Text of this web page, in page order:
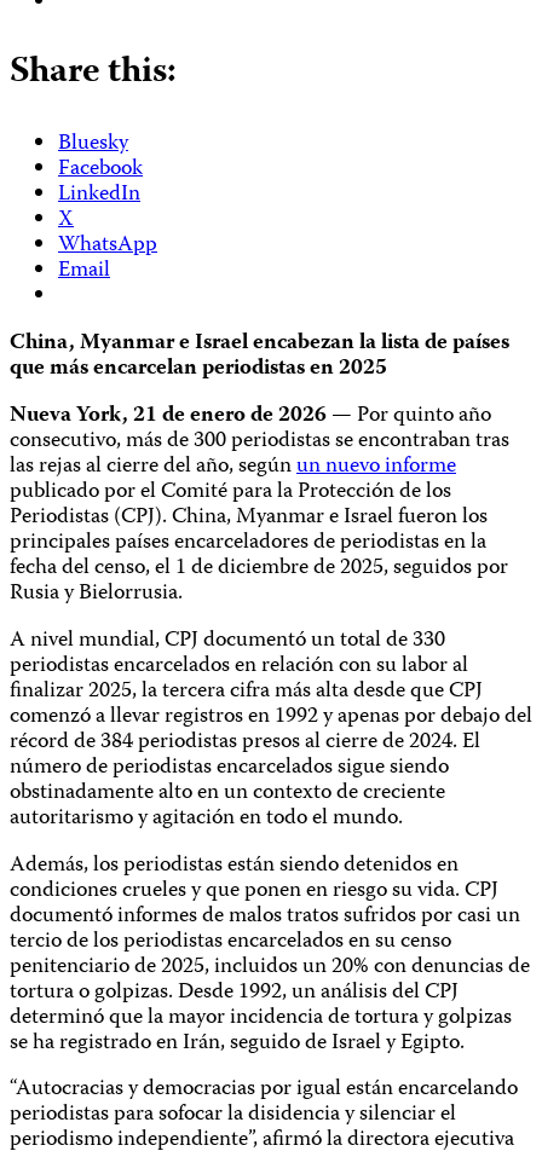
Share this:
Bluesky
Facebook
LinkedIn
X
WhatsApp
Email
China, Myanmar e Israel encabezan la lista de países
que más encarcelan periodistas en 2025
Nueva York, 21 de enero de 2026 — Por quinto año
consecutivo, más de 300 periodistas se encontraban tras
las rejas al cierre del año, segúnun nuevo informe
publicado por el Comité para la Protección de los
Periodistas (CPJ). China, Myanmar e Israel fueron los
principales países encarceladores de periodistas en la
fecha del censo, el 1 de diciembre de 2025, seguidos por
Rusia y Bielorrusia.
A nivel mundial, CPJ documentó un total de 330
periodistas encarcelados en relación con su labor al
finalizar 2025, la tercera cifra más alta desde que CPJ
comenzó a llevar registros en 1992 y apenas por debajo del
récord de 384 periodistas presos al cierre de 2024. El
número de periodistas encarcelados sigue siendo
obstinadamente alto en un contexto de creciente
autoritarismo y agitación en todo el mundo.
Además, los periodistas están siendo detenidos en
condiciones crueles y que ponen en riesgo su vida. CPJ
documentó informes de malos tratos sufridos por casi un
tercio de los periodistas encarcelados en su censo
penitenciario de 2025, incluidos un 20% con denuncias de
tortura o golpizas. Desde 1992, un análisis del CPJ
determinó que la mayor incidencia de tortura y golpizas
se ha registrado en Irán, seguido de Israel y Egipto.
“Autocracias y democracias por igual están encarcelando
periodistas para sofocar la disidencia y silenciar el
periodismo independiente”, afirmó la directora ejecutiva